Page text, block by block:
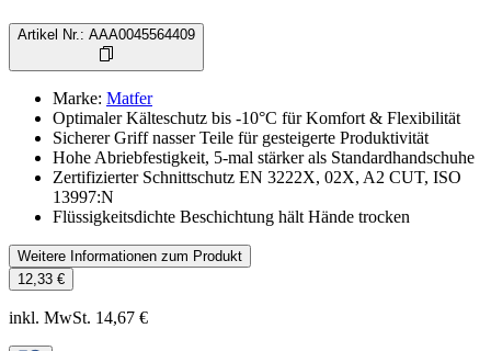
Artikel Nr. : AAA0045564409
Marke: Matfer
Optimaler Kälteschutz bis -10°C für Komfort & Flexibilität
Sicherer Griff nasser Teile für gesteigerte Produktivität
Hohe Abriebfestigkeit, 5-mal stärker als Standardhandschuhe
Zertifizierter Schnittschutz EN 3222X, 02X, A2 CUT, ISO
13997:N
Flüssigkeitsdichte Beschichtung hält Hände trocken
Weitere Informationen zum Produkt
12,33 €
inkl. MwSt. 14,67 €